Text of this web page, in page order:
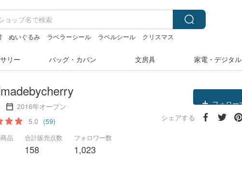
ぬいぐるみ ラベラーシール ラベルシール
クリスマス
リー バッグ・カバン 文房具 家電・デジタル
2016年オープン
5.0 (59)
品 合計販売点数
158
フォロワー数
1,023
シェアする